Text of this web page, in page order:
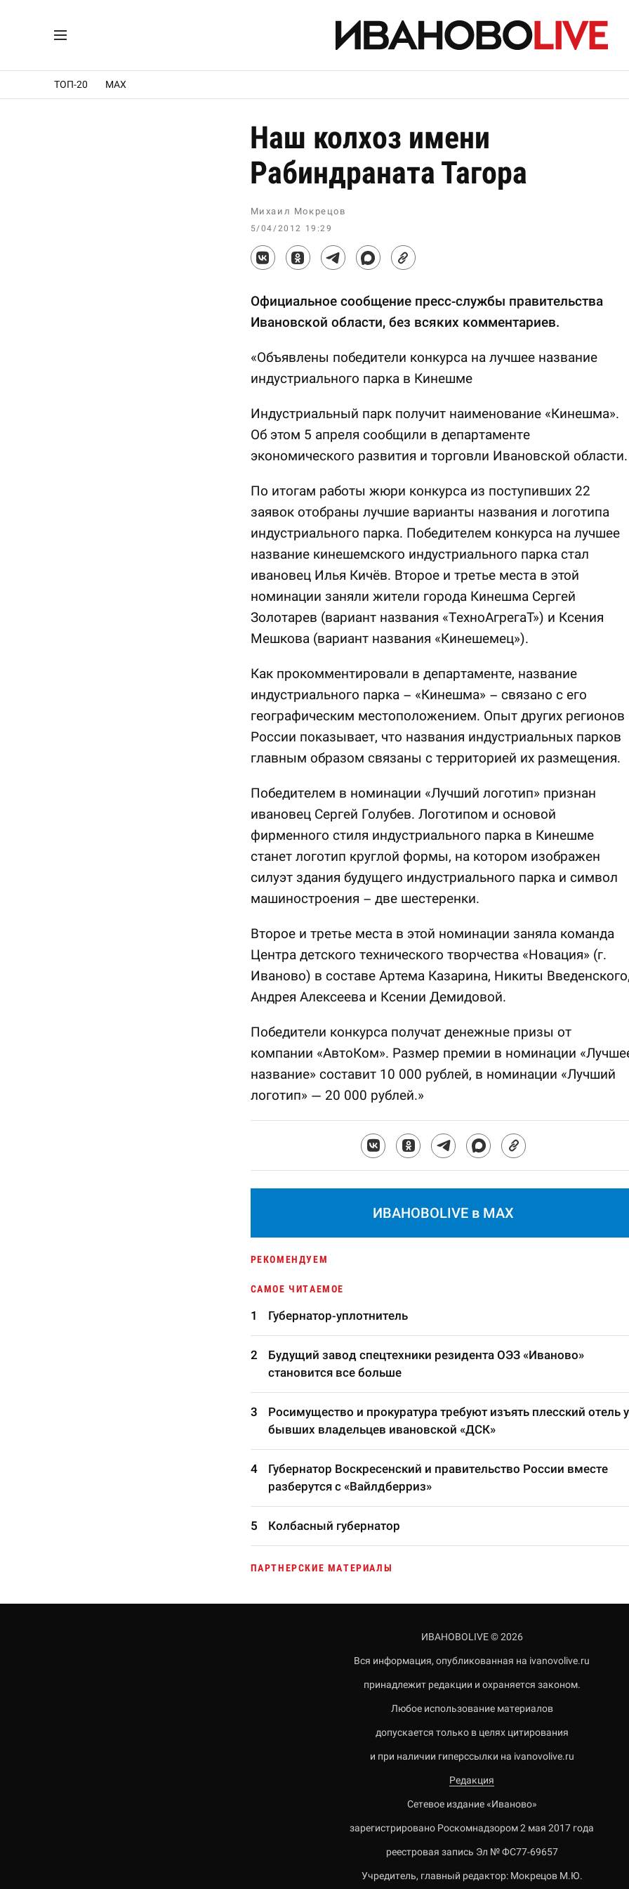
ТОП-20 MAX
Наш колхоз имени
Рабиндраната Тагора
Михаил Мокрецов
5/04/2012 19:29
Официальное сообщение пресс-службы правительства
Ивановской области, без всяких комментариев.
«Объявлены победители конкурса на лучшее название
индустриального парка в Кинешме
Индустриальный парк получит наименование «Кинешма».
Об этом 5 апреля сообщили в департаменте
экономического развития и торговли Ивановской области.
По итогам работы жюри конкурса из поступивших 22
заявок отобраны лучшие варианты названия и логотипа
индустриального парка. Победителем конкурса на лучшее
название кинешемского индустриального парка стал
ивановец Илья Кичёв. Второе и третье места в этой
номинации заняли жители города Кинешма Сергей
Золотарев (вариант названия «ТехноАгрегаТ») и Ксения
Мешкова (вариант названия «Кинешемец»).
Как прокомментировали в департаменте, название
индустриального парка – «Кинешма» – связано с его
географическим местоположением. Опыт других регионов
России показывает, что названия индустриальных парков
главным образом связаны с территорией их размещения.
Победителем в номинации «Лучший логотип» признан
ивановец Сергей Голубев. Логотипом и основой
фирменного стиля индустриального парка в Кинешме
станет логотип круглой формы, на котором изображен
силуэт здания будущего индустриального парка и символ
машиностроения – две шестеренки.
Второе и третье места в этой номинации заняла команда
Центра детского технического творчества «Новация» (г.
Иваново) в составе Артема Казарина, Никиты
Андрея Алексеева и Ксении Демидовой.
Победители конкурса получат денежные призы от
компании «АвтоКом». Размер премии в номинации
название» составит 10 000 рублей, в номинации «Лучший
логотип» — 20 000 рублей.»
ИВАНОВОLIVE в MAX
РЕКОМЕНДУЕМ
САМОЕ ЧИТАЕМОЕ
Губернатор-уплотнитель
Будущий завод спецтехники резидента ОЭЗ «Иваново»
становится все больше
Росимущество и прокуратура требуют изъять плесский отель у
бывших владельцев ивановской «ДСК»
Губернатор Воскресенский и правительство России вместе
разберутся с «Вайлдберриз»
Колбасный губернатор
ПАРТНЕРСКИЕ МАТЕРИАЛЫ
ИВАНОВОLIVE © 2026
Вся информация, опубликованная на ivanovolive.ru
принадлежит редакции и охраняется законом.
Любое использование материалов
допускается только в целях цитирования
и при наличии гиперссылки на ivanovolive.ru
Редакция
Сетевое издание «Иваново»
зарегистрировано Роскомнадзором 2 мая 2017 года
реестровая запись Эл № ФС77-69657
Учредитель, главный редактор: Мокрецов М.Ю.